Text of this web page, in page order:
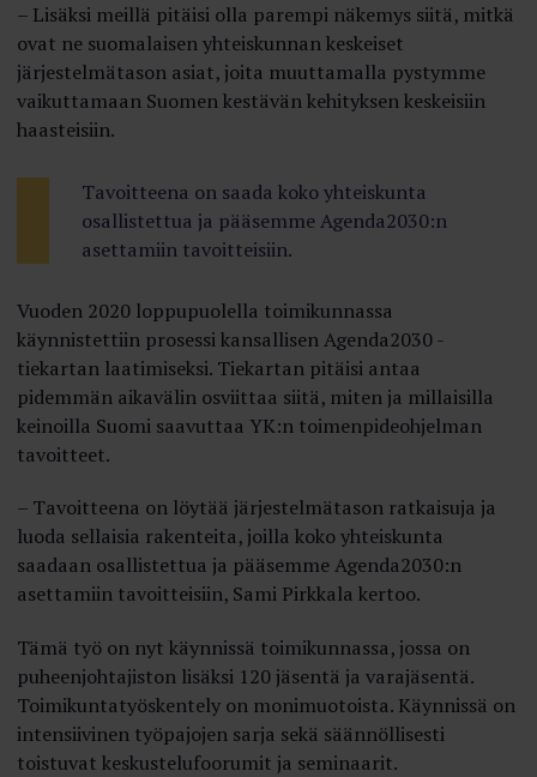
– Lisäksi meillä pitäisi olla parempi näkemys siitä, mitkä
ovat ne suomalaisen yhteiskunnan keskeiset
järjestelmätason asiat, joita muuttamalla pystymme
vaikuttamaan Suomen kestävän kehityksen keskeisiin
haasteisiin.
Tavoitteena on saada koko yhteiskunta
osallistettua ja pääsemme Agenda2030:n
asettamiin tavoitteisiin.
Vuoden 2020 loppupuolella toimikunnassa
käynnistettiin prosessi kansallisen Agenda2030 -
tiekartan laatimiseksi. Tiekartan pitäisi antaa
pidemmän aikavälin osviittaa siitä, miten ja millaisilla
keinoilla Suomi saavuttaa YK:n toimenpideohjelman
tavoitteet.
– Tavoitteena on löytää järjestelmätason ratkaisuja ja
luoda sellaisia rakenteita, joilla koko yhteiskunta
saadaan osallistettua ja pääsemme Agenda2030:n
asettamiin tavoitteisiin, Sami Pirkkala kertoo.
Tämä työ on nyt käynnissä toimikunnassa, jossa on
puheenjohtajiston lisäksi 120 jäsentä ja varajäsentä.
Toimikuntatyöskentely on monimuotoista. Käynnissä on
intensiivinen työpajojen sarja sekä säännöllisesti
toistuvat keskustelufoorumit ja seminaarit.